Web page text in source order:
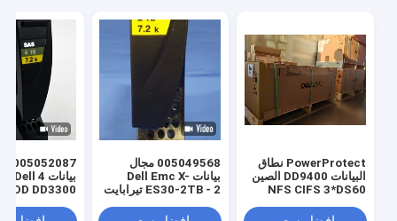
PowerProtect نطاق
البيانات DD9400 الصين
NFS CIFS 3*DS60
EMC
005049568 مجال
بيانات Dell Emc X-
ES30-2TB - 2 تيرابايت
HDD DD3300